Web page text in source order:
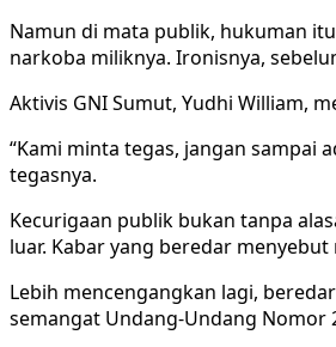
Namun di mata publik, hukuman
narkoba miliknya. Ironisnya,
Aktivis GNI Sumut, Yudhi William,
“Kami minta tegas, jangan sampai
tegasnya.
Kecurigaan publik bukan tanpa
luar. Kabar yang beredar
Lebih mencengangkan lagi,
semangat Undang-Undang Nomor